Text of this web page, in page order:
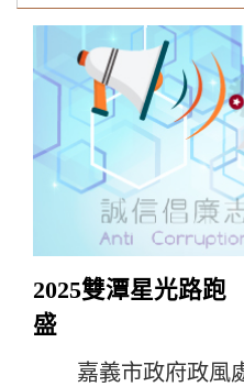
2025雙潭星光路
盛
嘉義市政府政風處